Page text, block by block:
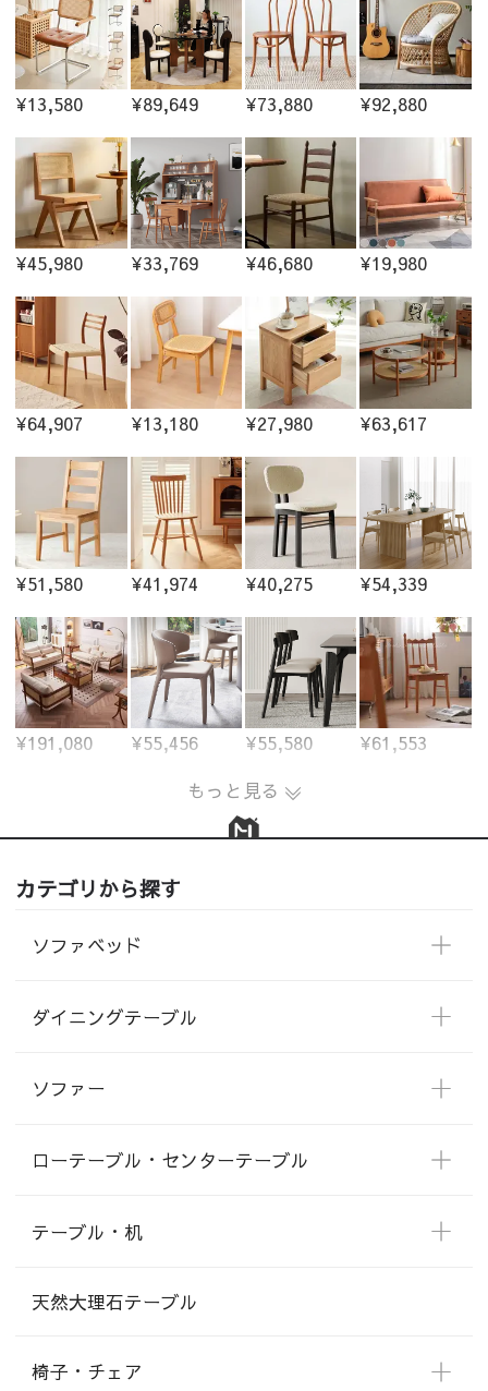
¥13,580 ¥89,649 ¥73,880 ¥92,880
¥45,980 ¥33,769 ¥46,680 ¥19,980
¥64,907 ¥13,180 ¥27,980 ¥63,617
¥51,580 ¥41,974 ¥40,275 ¥54,339
¥191,080 ¥55,456 ¥55,580
¥61,553
もっと見る
カテゴリから探す
ソファベッド
ダイニングテーブル
ソファー
ローテーブル・センターテーブル
テーブル・机
天然大理石テーブル
椅子・チェア